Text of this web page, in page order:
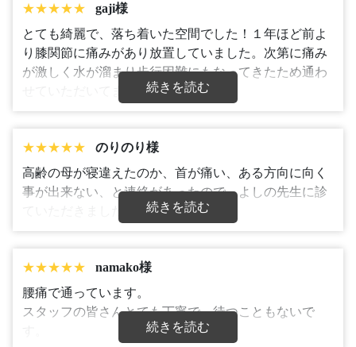
★★★★★
gaji様
とても綺麗で、落ち着いた空間でした！１年ほど前よ
り膝関節に痛みがあり放置していました。次第に痛み
が激しく水が溜まり歩行困難にもなってきたため通わ
せていただいてます。続きを読む
★★★★★
のりのり様
高齢の母が寝違えたのか、首が痛い、ある方向に向く
事が出来ない、と連絡があったので、よしの先生に診
続きを読む
★★★★★
namako様
腰痛で通っています。
スタッフの皆さんとても丁寧で、待つこともないで
続きを読む